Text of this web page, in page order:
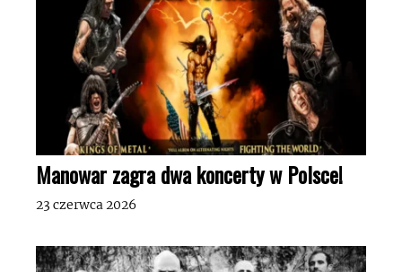
Manowar zagra dwa koncerty w Polsce!
23 czerwca 2026